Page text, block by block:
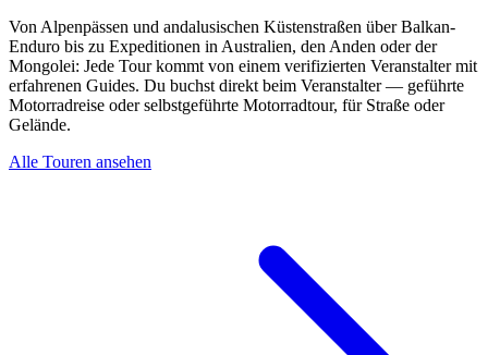
Von Alpenpässen und andalusischen Küstenstraßen über Balkan-
Enduro bis zu Expeditionen in Australien, den Anden oder der
Mongolei: Jede Tour kommt von einem verifizierten Veranstalter mit
erfahrenen Guides. Du buchst direkt beim Veranstalter — geführte
Motorradreise oder selbstgeführte Motorradtour, für Straße oder
Gelände.
Alle Touren ansehen